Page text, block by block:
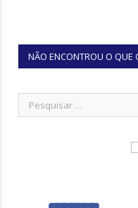
NÃO ENCONTROU O QUE